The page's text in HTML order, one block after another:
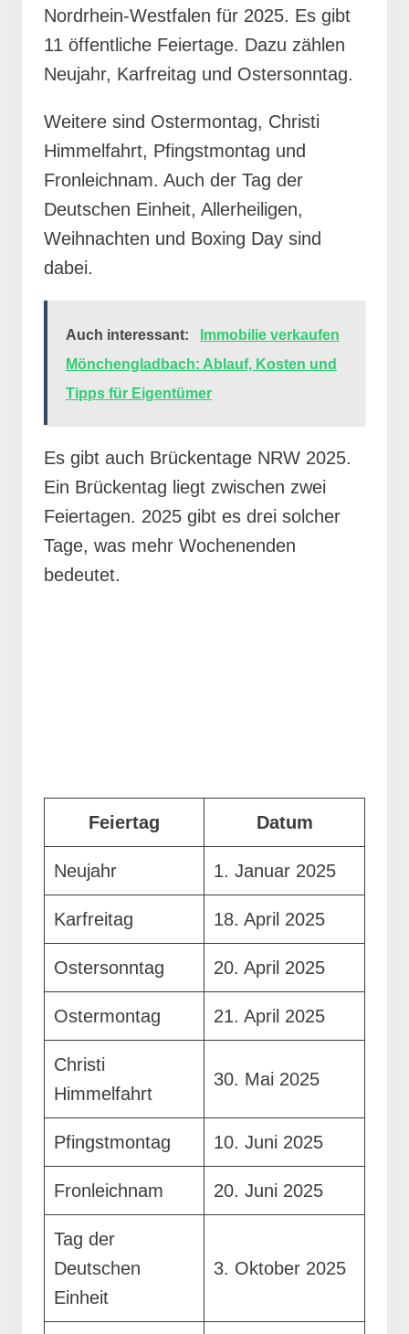
Nordrhein-Westfalen für 2025. Es gibt
11 öffentliche Feiertage. Dazu zählen
Neujahr, Karfreitag und Ostersonntag.
Weitere sind Ostermontag, Christi
Himmelfahrt, Pfingstmontag und
Fronleichnam. Auch der Tag der
Deutschen Einheit, Allerheiligen,
Weihnachten und Boxing Day sind
dabei.
Auch interessant:
Immobilie verkaufen
Mönchengladbach: Ablauf, Kosten und
Tipps für Eigentümer
Es gibt auch Brückentage NRW 2025.
Ein Brückentag liegt zwischen zwei
Feiertagen. 2025 gibt es drei solcher
Tage, was mehr Wochenenden
bedeutet.
Feiertag Datum
Neujahr 1. Januar 2025
Karfreitag 18. April 2025
Ostersonntag 20. April 2025
Ostermontag 21. April 2025
Christi
Himmelfahrt
30. Mai 2025
Pfingstmontag 10. Juni 2025
Fronleichnam 20. Juni 2025
Tag der
Deutschen
Einheit
3. Oktober 2025